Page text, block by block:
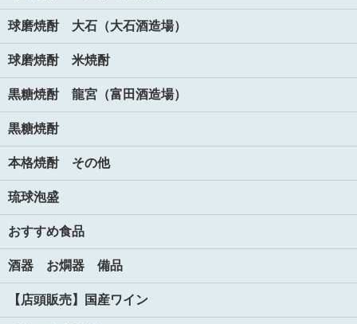
球磨焼酎 大石（大石酒造場）
球磨焼酎 米焼酎
黒糖焼酎 龍宮（富田酒造場）
黒糖焼酎
本格焼酎 その他
琉球泡盛
おすすめ食品
酒器 お燗器 備品
【店頭販売】国産ワイン